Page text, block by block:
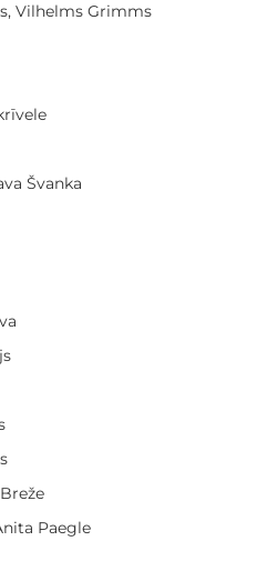
Vilhelms Grimms
Švanka
Paegle